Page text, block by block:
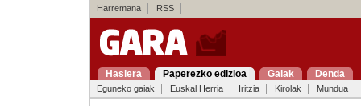
Harremana RSS
Hasiera Paperezko edizioa Gaiak Denda
Eguneko gaiak Euskal Herria Iritzia Kirolak Mundua